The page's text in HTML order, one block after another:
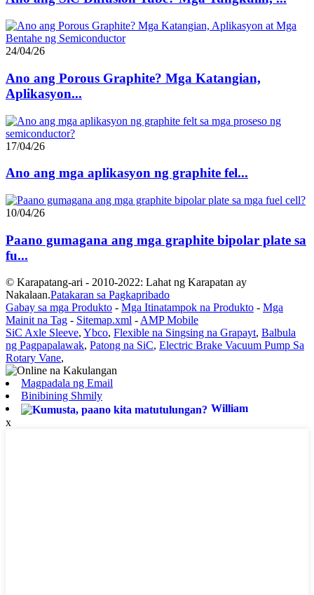
24/04/26
Ano ang Porous Graphite? Mga Katangian,
Aplikasyon...
17/04/26
Ano ang mga aplikasyon ng graphite fel...
10/04/26
Paano gumagana ang mga graphite bipolar plate sa
fu...
© Karapatang-ari - 2010-2022: Lahat ng Karapatan ay
Nakalaan.Patakaran sa Pagkapribado
Gabay sa mga Produkto - Mga Itinatampok na Produkto - Mga
Mainit na Tag - Sitemap.xml - AMP Mobile
SiC Axle Sleeve, Ybco, Flexible na Singsing na Grapayt, Balbula
ng Pagpapalawak, Patong na SiC, Electric Brake Vacuum Pump Sa
Rotary Vane,
Magpadala ng Email
Binibining Shmily
William
x